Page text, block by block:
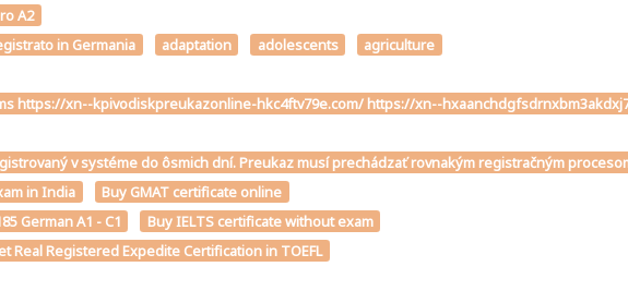
A2
in Germania adaptation adolescents
agriculture
https://xn--kpivodiskpreukazonline-hkc4ftv79e.com/ https://xn--
v systéme do ôsmich dní. Preukaz musí prechádzať rovnakým registračným
in India
Buy GMAT certificate online
German A1 - C1
Buy IELTS certificate without exam
Real Registered Expedite Certification in TOEFL